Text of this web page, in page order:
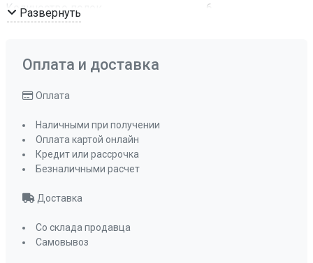
Количество полок
6
Крепление фасада
560(+5)x1776(+8)x560
Класс энергопотребления
Антибактериальный пластик
Звуковой сигнал при открытой дверце
Перенавешиваемые двери
Развернуть
Оплата и доставка
Оплата
Наличными при получении
Оплата картой онлайн
Кредит или рассрочка
Безналичными расчет
Доставка
Со склада продавца
Самовывоз